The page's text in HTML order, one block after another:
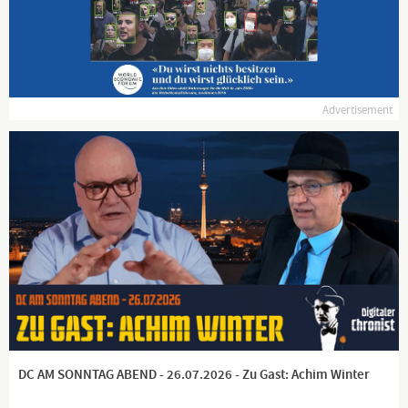
Gorilla mit Schnauze!
Politisches und satirisches kommentiert von einem absoluten
Spezialisten!
Meine lieben Zuschauer,
willkommen auf meinem Kanal.
Hier kommentiere ich aktuelle Geschehnisse.
Natürlich alles mit einem Augenzwinkern.
Euer Gorilla für alle Lebenslagen
Bildquelle: pixabay.com
Advertisement
DC AM SONNTAG ABEND - 26.07.2026 - Zu Gast: Achim Winter